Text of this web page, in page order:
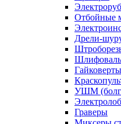
Отбойные
Дрели-
Гайковерты
УШМ
Граверы